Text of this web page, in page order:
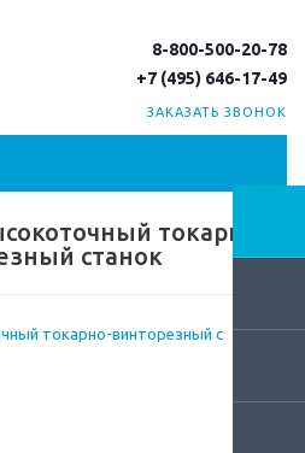
8-800-500-20-78
+7 (495) 646-17-49
ЗАКАЗАТЬ ЗВОНОК
токарно-
станок